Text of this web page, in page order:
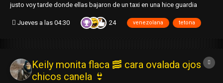
justo voy tarde donde ellas bajaron de un taxi en una hice guardia
para el Telo 1. Descripción del Rostro: Ovalado resalta los labios g...
Jueves a las 04:30 24 venezolana tetona
Keily monita flaca ​🥓 ​cara ovalada ojos
chicos canela​ 👙